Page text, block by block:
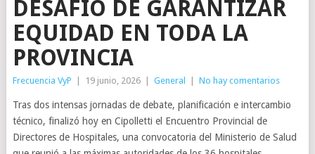
DESAFÍO DE GARANTIZAR
EQUIDAD EN TODA LA
PROVINCIA
Frecuencia VyP 19 junio, 2026 General No hay comentarios
Tras dos intensas jornadas de debate, planificación e intercambio
técnico, finalizó hoy en Cipolletti el Encuentro Provincial de
Directores de Hospitales, una convocatoria del Ministerio de Salud